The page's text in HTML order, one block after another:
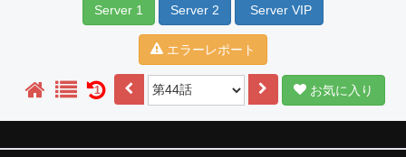
Server 1 Server 2 Server VIP
エラーレポート
1 お気に入り